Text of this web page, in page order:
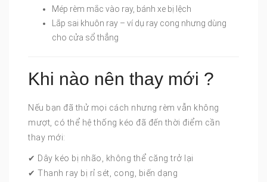
Mép rèm mắc vào ray, bánh xe bị lệch
Lắp sai khuôn ray – ví dụ ray cong nhưng dùng
cho cửa sổ thẳng
Khi nào nên thay mới ?
Nếu bạn đã thử mọi cách nhưng rèm vẫn không
mượt, có thể hệ thống kéo đã đến thời điểm cần
thay mới:
✔ Dây kéo bị nhão, không thể căng trở lại
✔ Thanh ray bị rỉ sét, cong, biến dạng